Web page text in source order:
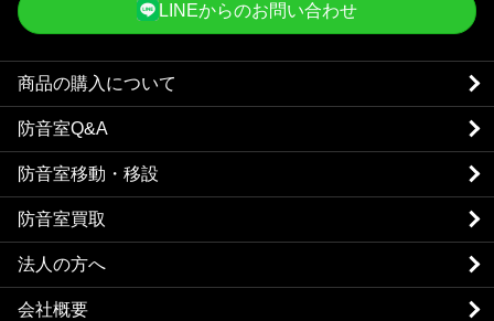
LINEからのお問い合わせ
商品の購入について
防音室Q&A
防音室移動・移設
防音室買取
法人の方へ
会社概要